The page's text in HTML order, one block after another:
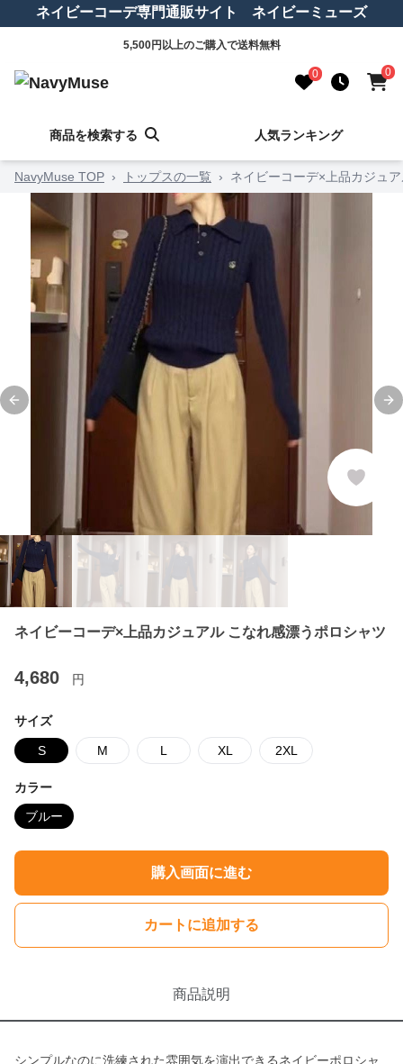
ネイビーコーデ専門通販サイト ネイビーミューズ
5,500円以上のご購入で送料無料
0 0
商品を検索する 人気ランキング
NavyMuse TOP › トップスの一覧 › ネイビーコーデ×上品カジュ
Previous slide
ネイビーコーデ×上品カジュアル こなれ感漂うポロシャツ
4,680 円
サイズ
S M L XL 2XL
カラー
ブルー
購入画面に進む
カートに追加する
商品説明
シンプルなのに洗練された雰囲気を演出できるネイビーポロシャ